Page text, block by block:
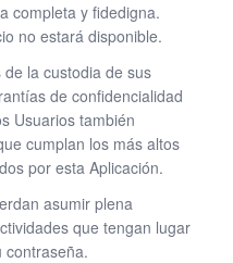
completa y fidedigna.
no estará disponible.
la custodia de sus
de confidencialidad
Usuarios también
cumplan los más altos
por esta Aplicación.
asumir plena
que tengan lugar
contraseña.